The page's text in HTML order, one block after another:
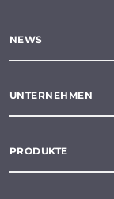
NEWS
UNTERNEHMEN
PRODUKTE